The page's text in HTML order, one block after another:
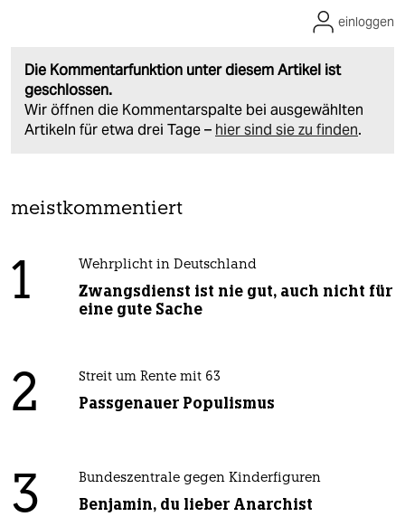
Die Kommentarfunktion unter diesem Artikel ist
geschlossen.
Wir öffnen die Kommentarspalte bei ausgewählten
Artikeln für etwa drei Tage – hier sind sie zu finden.
einloggen
meistkommentiert
1 Wehrplicht in Deutschland
Zwangsdienst ist nie gut, auch nicht für
eine gute Sache
2 Streit um Rente mit 63
Passgenauer Populismus
3 Bundeszentrale gegen Kinderfiguren
Benjamin, du lieber Anarchist